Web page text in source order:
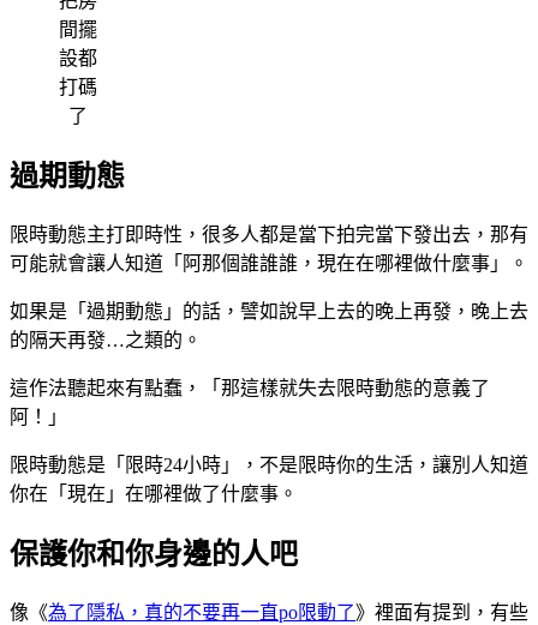
間擺
設都
打碼
了
過期動態
限時動態主打即時性，很多人都是當下拍完當下發出去，那有
可能就會讓人知道「阿那個誰誰誰，現在在哪裡做什麼事」。
如果是「過期動態」的話，譬如說早上去的晚上再發，晚上去
的隔天再發…之類的。
這作法聽起來有點蠢，「那這樣就失去限時動態的意義了
阿！」
限時動態是「限時24小時」，不是限時你的生活，讓別人知道
你在「現在」在哪裡做了什麼事。
保護你和你身邊的人吧
像《為了隱私，真的不要再一直po限動了》裡面有提到，有些